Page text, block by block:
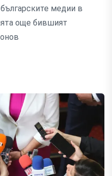
медии в
още бившият